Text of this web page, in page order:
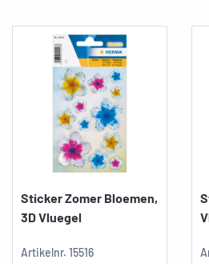
Sticker Zomer Bloemen,
3D Vluegel
Artikelnr. 15516